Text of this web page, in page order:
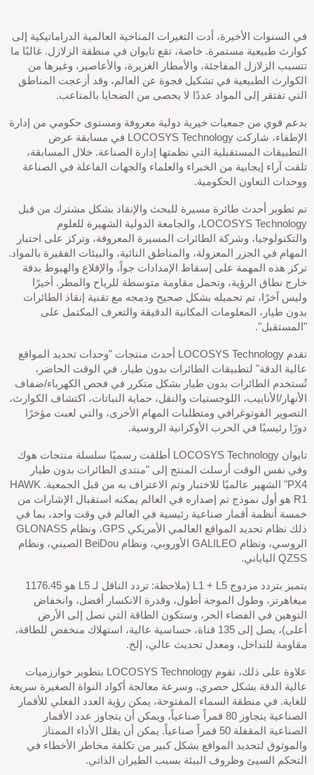
في السنوات الأخيرة، أدت التغيرات المناخية العالمية الدراماتيكية إلى
كوارث طبيعية مستمرة. خاصة، تقع تايوان في منطقة الزلازل. غالبًا ما
تتسبب الزلازل المفاجئة، والأمطار الغزيرة، والأعاصير، وغيرها من
الكوارث الطبيعية في تشكيل فجوة عن العالم، وقد أزعجت المناطق
التي تفتقر إلى المواد عددًا لا يحصى من الضحايا بالمتاعب.
بدعم قوي من جمعيات خيرية دولية معروفة ومستوى حكومي من إدارة
الإطفاء، شاركت LOCOSYS Technology في مسابقة عرض
التطبيقات المستقبلية التي نظمتها إدارة الصناعة. خلال المسابقة،
تلقت آراء إيجابية من الخبراء والعلماء والجهات الفاعلة في الصناعة
ووحدات التعاون الحكومية.
تم تطوير أحدث طائرة مسيرة للبحث والإنقاذ بشكل مشترك من قبل
LOCOSYS Technology، والجامعة الدولية الشهيرة للعلوم
والتكنولوجيا، وشركة الطائرات المسيرة المعروفة، وتركز على اختبار
المهام في الجزر المعزولة، والمناطق النائية، والبيئات الفقيرة بالمواد.
تركز هذه المهمة على إسقاط الإمدادات جواً، والإقلاع والهبوط بدقة
خارج نطاق الرؤية، وتحمل مقاومة متوسطة للرياح والمطر. أخيرًا
وليس آخرًا، تم تحميله بشكل صحيح ودمجه مع تقنية إنقاذ الطائرات
بدون طيار، المعلومات المكانية الدقيقة والتعرف المكتمل على
"المستقبل".
تقدم LOCOSYS Technology أحدث منتجات "وحدات تحديد المواقع
عالية الدقة" لتطبيقات الطائرات بدون طيار. في الوقت الحاضر،
تُستخدم الطائرات بدون طيار بشكل متكرر في فحص الكهرباء/ضفاف
الأنهار/الأنابيب، اللوجستيات والنقل، حماية النباتات، اكتشاف الكوارث،
التصوير الفوتوغرافي ومتطلبات المهام الأخرى، والتي لعبت مؤخرًا
دورًا رئيسيًا في الحرب الأوكرانية الروسية.
تايوان LOCOSYS Technology أطلقت رسميًا سلسلة منتجات هوك
وفي نفس الوقت أرسلت المنتج إلى "منتدى الطائرات بدون طيار
PX4" الشهير عالميًا للاختبار وتم الاعتراف به من قبل الجمعية. HAWK
R1 هو أول نموذج تم إصداره في العالم يمكنه استقبال الإشارات من
خمسة أنظمة أقمار صناعية رئيسية في العالم في وقت واحد، بما في
ذلك نظام تحديد المواقع العالمي الأمريكي GPS، ونظام GLONASS
الروسي، ونظام GALILEO الأوروبي، ونظام BeiDou الصيني، ونظام
QZSS الياباني.
يتميز بتردد مزدوج L1 + L5 (ملاحظة: تردد الناقل لـ L5 هو 1176.45
ميغاهرتز، وطول الموجة أطول، وقدرة الانكسار أفضل، وانخفاض
التوهين في الفضاء الحر، وستكون الطاقة التي تصل إلى الأرض
أعلى)، يصل إلى 135 قناة، حساسية عالية، استهلاك منخفض للطاقة،
مقاومة للتداخل، ومعدل تحديث عالي، إلخ.
علاوة على ذلك، تقوم LOCOSYS Technology بتطوير خوارزميات
عالية الدقة بشكل حصري، وسرعة معالجة أكواد النواة الصغيرة سريعة
للغاية. في منطقة السماء المفتوحة، يمكن رؤية العدد الفعلي للأقمار
الصناعية يتجاوز 80 قمراً صناعياً، ويمكن أن يتجاوز عدد الأقمار
الصناعية المقفلة 50 قمراً صناعياً. يمكن أن يقلل الأداء الممتاز
والموثوق لتحديد المواقع بشكل كبير من تكلفة مخاطر الأخطاء في
التحكم السيئ وظروف البيئة بسبب الطيران الذاتي.